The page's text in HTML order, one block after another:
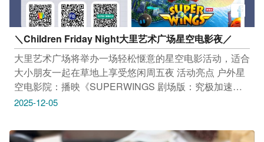
＼Children Friday Night大里艺术广场星空电影夜／
大里艺术广场将举办一场轻松惬意的星空电影活动，适合
大小朋友一起在草地上享受悠闲周五夜 活动亮点 户外星
空电影院：播映《SUPERWINGS 剧场版：究极加速》
市集＆草地野餐：现场有美食与手作摊位，可自行铺垫野
通小镇免费搭乘券！ 活动日期：12/5 (五) 活动地点：大
2025-12-05